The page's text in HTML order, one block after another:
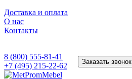
Доставка и оплата
О нас
Контакты
8 (800) 555-81-41
+7 (495) 215-22-62
Заказать звонок